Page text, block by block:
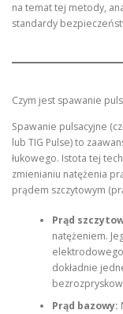
na temat tej metody,
standardy
Czym jest spawanie
Spawanie pulsacyjne
lub TIG Pulse) to
łukowego. Istota tej
zmienianiu natężenia
prądem szczytowym
Prąd
natężeniem.
dokładnie
Prąd bazowy: